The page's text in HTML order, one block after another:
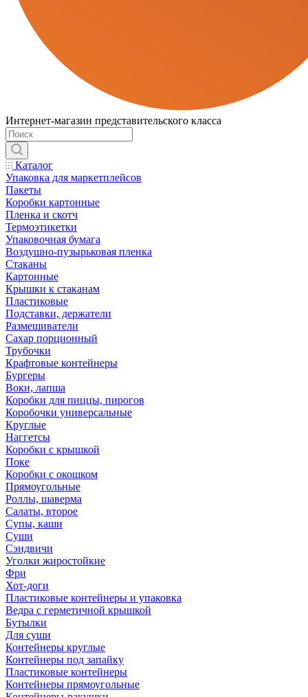
Интернет-магазин представительского класса
Каталог
Упаковка для маркетплейсов
Пакеты
Коробки картонные
Пленка и скотч
Термоэтикетки
Упаковочная бумага
Воздушно-пузырьковая пленка
Стаканы
Картонные
Крышки к стаканам
Пластиковые
Подставки, держатели
Размешиватели
Сахар порционный
Трубочки
Крафтовые контейнеры
Бургеры
Воки, лапша
Коробки для пиццы, пирогов
Коробочки универсальные
Круглые
Наггетсы
Коробки с крышкой
Поке
Коробки с окошком
Прямоугольные
Роллы, шаверма
Салаты, второе
Супы, каши
Суши
Сэндвичи
Уголки жиростойкие
Фри
Хот-доги
Пластиковые контейнеры и упаковка
Ведра с герметичной крышкой
Бутылки
Для суши
Контейнеры круглые
Контейнеры под запайку
Пластиковые контейнеры
Контейнеры прямоугольные